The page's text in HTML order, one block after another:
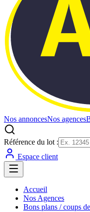
Nos annoncesNos agences
Référence du lot :
Espace client
Accueil
Nos Agences
Bons plans / coups